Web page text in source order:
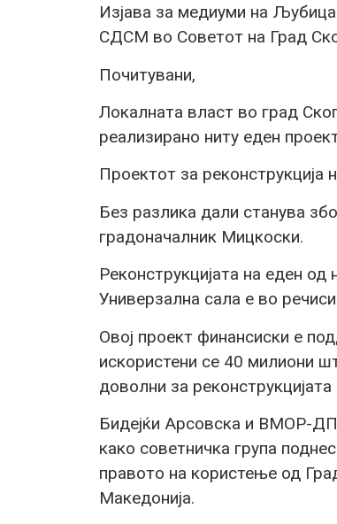
Изјава за медиуми на
СДСМ во Советот на Град
Почитувани,
Локалната власт во град
реализирано ниту еден
Проектот за реконструкција
Без разлика дали станува
градоначалник Мицкоски.
Реконструкцијата на еден од
Универзална сала е во
Овој проект финансиски е
искористени се 40 милиони
доволни за
Бидејќи Арсовска и ВМОР-
како советничка група
правото на користење од
Македонија.